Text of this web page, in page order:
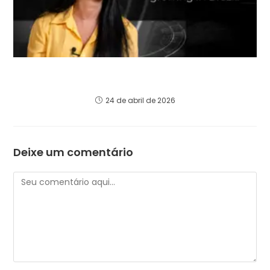
24 de abril de 2026
Deixe um comentário